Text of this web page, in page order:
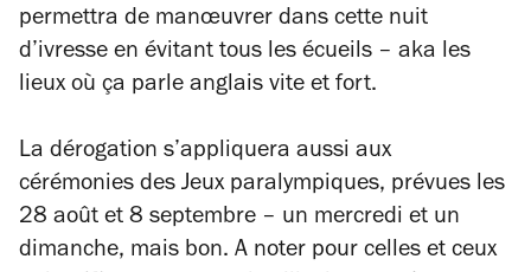
permettra de manœuvrer dans cette nuit
d’ivresse en évitant tous les écueils – aka les
lieux où ça parle anglais vite et fort.
La dérogation s’appliquera aussi aux
cérémonies des Jeux paralympiques, prévues les
28 août et 8 septembre – un mercredi et un
dimanche, mais bon. A noter pour celles et ceux